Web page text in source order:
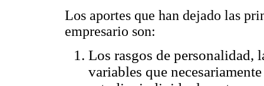
Los aportes que han dejado las
empresario son:
Los rasgos de personalidad,
variables que